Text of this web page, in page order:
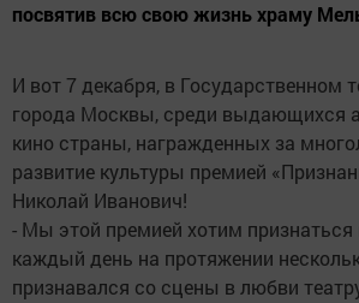
посвятив всю свою жизнь храму
И вот 7 декабря, в Государственном
города Москвы, среди выдающихся
кино страны, награжденных за
развитие культуры премией
Николай Иванович!
- Мы этой премией хотим
каждый день на протяжении
признавался со сцены в любви